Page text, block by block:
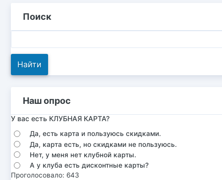
Поиск
Наш опрос
У вас есть КЛУБНАЯ КАРТА?
Да, есть карта и пользуюсь скидками.
Да, карта есть, но скидками не пользуюсь.
Нет, у меня нет клубной карты.
А у клуба есть дисконтные карты?
Проголосовало: 643